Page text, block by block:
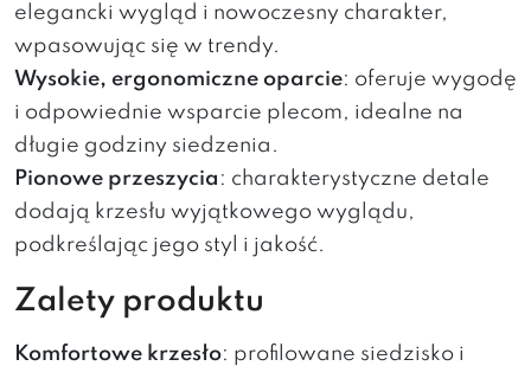
elegancki wygląd i nowoczesny charakter,
wpasowując się w trendy.
Wysokie, ergonomiczne oparcie: oferuje wygodę
i odpowiednie wsparcie plecom, idealne na
długie godziny siedzenia.
Pionowe przeszycia : charakterystyczne detale
dodają krzesłu wyjątkowego wyglądu,
podkreślając jego styl i jakość.
Zalety produktu
Komfortowe krzesło: profilowane siedzisko i